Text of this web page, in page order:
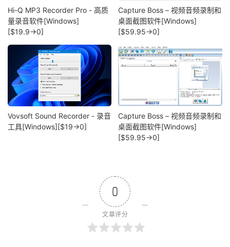
Hi-Q MP3 Recorder Pro - 高质
量录音软件[Windows]
[$19.9→0]
Capture Boss – 视频音频录制和
桌面截图软件[Windows]
[$59.95→0]
Vovsoft Sound Recorder - 录音
工具[Windows][$19→0]
Capture Boss – 视频音频录制和
桌面截图软件[Windows]
[$59.95→0]
0
文章评分